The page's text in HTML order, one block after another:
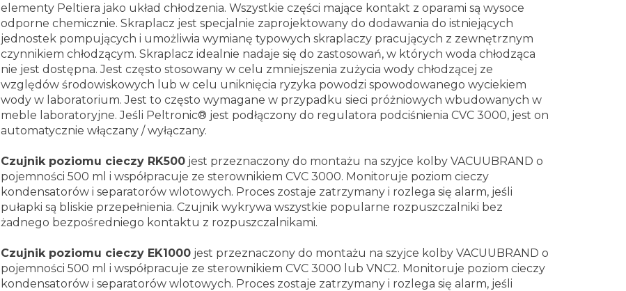
elementy Peltiera jako układ chłodzenia. Wszystkie części mające kontakt z oparami są wysoce
odporne chemicznie. Skraplacz jest specjalnie zaprojektowany do dodawania do istniejących
jednostek pompujących i umożliwia wymianę typowych skraplaczy pracujących z zewnętrznym
czynnikiem chłodzącym. Skraplacz idealnie nadaje się do zastosowań, w których woda chłodząca
nie jest dostępna. Jest często stosowany w celu zmniejszenia zużycia wody chłodzącej ze
względów środowiskowych lub w celu uniknięcia ryzyka powodzi spowodowanego wyciekiem
wody w laboratorium. Jest to często wymagane w przypadku sieci próżniowych wbudowanych w
meble laboratoryjne. Jeśli Peltronic® jest podłączony do regulatora podciśnienia CVC 3000, jest on
automatycznie włączany / wyłączany.
Czujnik poziomu cieczy RK500 jest przeznaczony do montażu na szyjce kolby VACUUBRAND o
pojemności 500 ml i współpracuje ze sterownikiem CVC 3000. Monitoruje poziom cieczy
kondensatorów i separatorów wlotowych. Proces zostaje zatrzymany i rozlega się alarm, jeśli
pułapki są bliskie przepełnienia. Czujnik wykrywa wszystkie popularne rozpuszczalniki bez
żadnego bezpośredniego kontaktu z rozpuszczalnikami.
Czujnik poziomu cieczy EK1000 jest przeznaczony do montażu na szyjce kolby VACUUBRAND o
pojemności 500 ml i współpracuje ze sterownikiem CVC 3000 lub VNC2. Monitoruje poziom cieczy
kondensatorów i separatorów wlotowych. Proces zostaje zatrzymany i rozlega się alarm, jeśli